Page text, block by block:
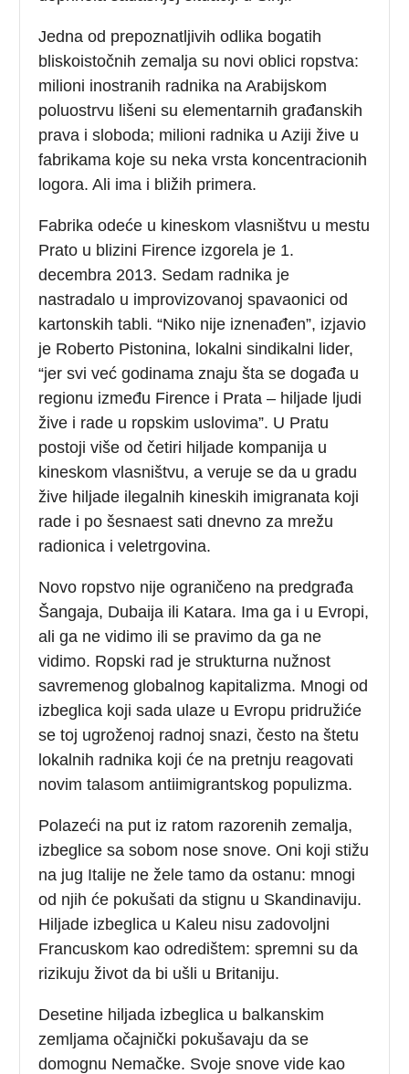
Jedna od prepoznatljivih odlika bogatih
bliskoistočnih zemalja su novi oblici ropstva:
milioni inostranih radnika na Arabijskom
poluostrvu lišeni su elementarnih građanskih
prava i sloboda; milioni radnika u Aziji žive u
fabrikama koje su neka vrsta koncentracionih
logora. Ali ima i bližih primera.
Fabrika odeće u kineskom vlasništvu u mestu
Prato u blizini Firence izgorela je 1.
decembra 2013. Sedam radnika je
nastradalo u improvizovanoj spavaonici od
kartonskih tabli. “Niko nije iznenađen”, izjavio
je Roberto Pistonina, lokalni sindikalni lider,
“jer svi već godinama znaju šta se događa u
regionu između Firence i Prata – hiljade ljudi
žive i rade u ropskim uslovima”. U Pratu
postoji više od četiri hiljade kompanija u
kineskom vlasništvu, a veruje se da u gradu
žive hiljade ilegalnih kineskih imigranata koji
rade i po šesnaest sati dnevno za mrežu
radionica i veletrgovina.
Novo ropstvo nije ograničeno na predgrađa
Šangaja, Dubaija ili Katara. Ima ga i u Evropi,
ali ga ne vidimo ili se pravimo da ga ne
vidimo. Ropski rad je strukturna nužnost
savremenog globalnog kapitalizma. Mnogi od
izbeglica koji sada ulaze u Evropu pridružiće
se toj ugroženoj radnoj snazi, često na štetu
lokalnih radnika koji će na pretnju reagovati
novim talasom antiimigrantskog populizma.
Polazeći na put iz ratom razorenih zemalja,
izbeglice sa sobom nose snove. Oni koji stižu
na jug Italije ne žele tamo da ostanu: mnogi
od njih će pokušati da stignu u Skandinaviju.
Hiljade izbeglica u Kaleu nisu zadovoljni
Francuskom kao odredištem: spremni su da
rizikuju život da bi ušli u Britaniju.
Desetine hiljada izbeglica u balkanskim
zemljama očajnički pokušavaju da se
domognu Nemačke. Svoje snove vide kao